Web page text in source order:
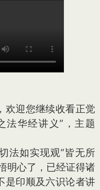
迎您继续收看正觉
法华经讲义”，主题
如实现观“皆无所
明心了，已经证得诸
是印顺及六识论者讲